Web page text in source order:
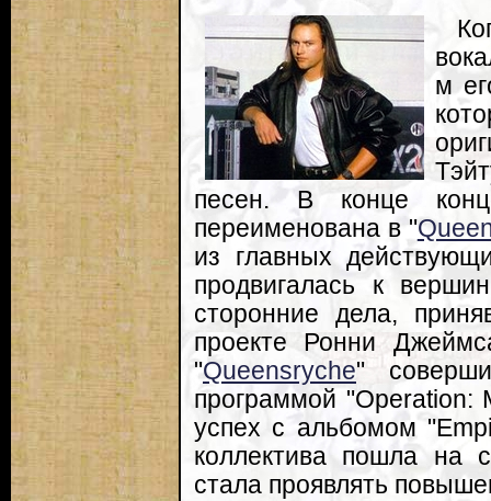
м
песен. В конце
переименована в "
из главных
продвигалась к
сторонние дела,
проекте Ронни
"Queensryche"
программой "Operation:
успех с альбомом
коллектива пошла на
стала проявлять